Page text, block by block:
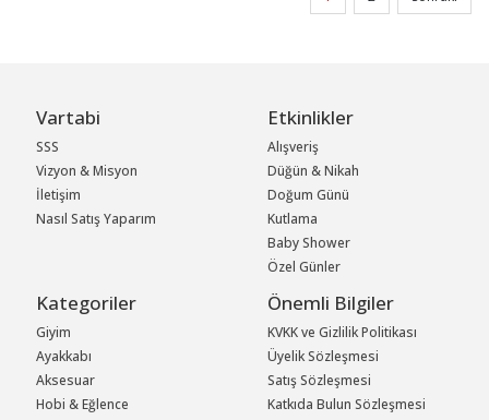
Vartabi
SSS
Vizyon & Misyon
İletişim
Nasıl Satış Yaparım
Etkinlikler
Alışveriş
Düğün & Nikah
Doğum Günü
Kutlama
Baby Shower
Özel Günler
Kategoriler
Giyim
Ayakkabı
Aksesuar
Hobi & Eğlence
Önemli Bilgiler
KVKK ve Gizlilik Politikası
Üyelik Sözleşmesi
Satış Sözleşmesi
Katkıda Bulun Sözleşmesi